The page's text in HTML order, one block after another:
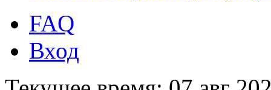
FAQ
Вход